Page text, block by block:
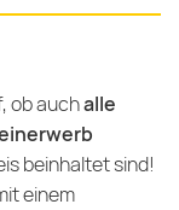
ob auchalle
beinhaltet sind!
einem